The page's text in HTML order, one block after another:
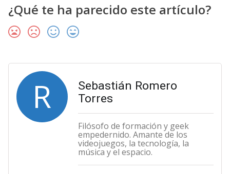
¿Qué te ha parecido este artículo?
R
Sebastián Romero
Torres
Filósofo de formación y geek
empedernido. Amante de los
videojuegos, la tecnología, la
música y el espacio.